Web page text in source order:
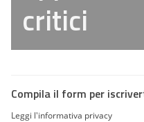
critici
Compila il form per
Leggi l'informativa privacy